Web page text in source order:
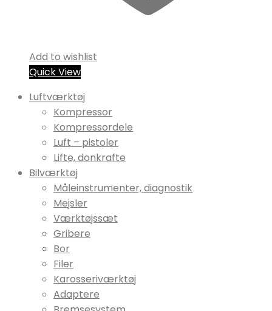
Add to wishlist
Quick View
Luftværktøj
Kompressor
Kompressordele
Luft – pistoler
Lifte, donkrafte
Bilværktøj
Måleinstrumenter, diagnostik
Mejsler
Værktøjssæt
Gribere
Bor
Filer
Karosseriværktøj
Adaptere